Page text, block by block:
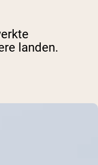
landen.